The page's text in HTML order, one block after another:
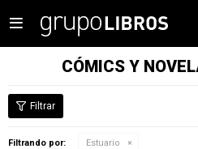

CÓMICS Y
Filtrando por: Estuario